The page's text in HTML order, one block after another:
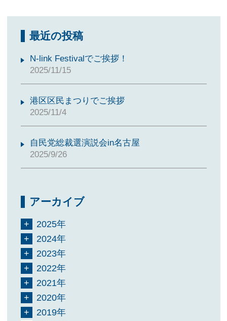
最近の投稿
N-link Festivalでご挨拶！
2025/11/15
港区区民まつりでご挨拶
2025/11/4
自民党総裁選演説会in名古屋
2025/9/26
アーカイブ
2025年
2024年
2023年
2022年
2021年
2020年
2019年